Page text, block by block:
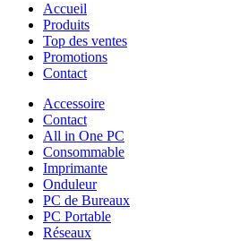
Accueil
Produits
Top des ventes
Promotions
Contact
Accessoire
Contact
All in One PC
Consommable
Imprimante
Onduleur
PC de Bureaux
PC Portable
Réseaux